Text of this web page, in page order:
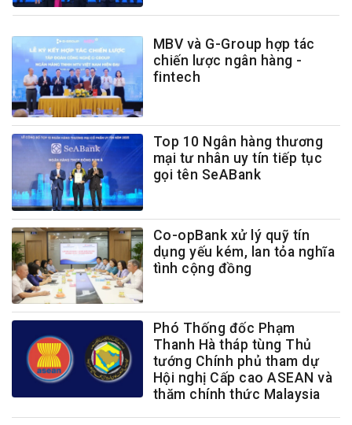
MBV và G-Group hợp tác
chiến lược ngân hàng -
fintech
Top 10 Ngân hàng thương
mại tư nhân uy tín tiếp tục
gọi tên SeABank
Co-opBank xử lý quỹ tín
dụng yếu kém, lan tỏa nghĩa
tình cộng đồng
Phó Thống đốc Phạm
Thanh Hà tháp tùng Thủ
tướng Chính phủ tham dự
Hội nghị Cấp cao ASEAN và
thăm chính thức Malaysia